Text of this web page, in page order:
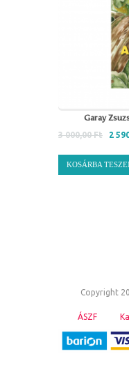
Garay
3 000,00Ft 2
KOSÁRBA
Copyright
ÁSZF